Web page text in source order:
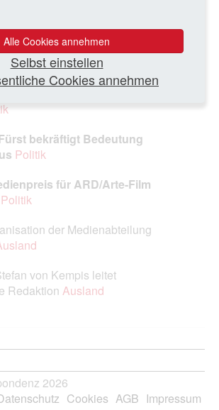
würdigt die Arbeit der öffentlich-
Politik
bekräftigt Bedeutung
Politik
für ARD/Arte-Film
Politik
der Medienabteilung
von Kempis leitet
Redaktion Ausland
2026
Cookies AGB Impressum
Alle Cookies annehmen
Selbst einstellen
Cookies annehmen